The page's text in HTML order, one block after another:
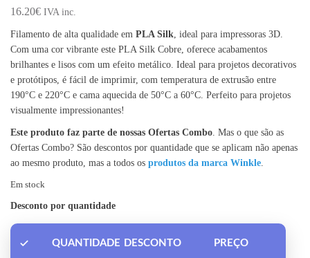
16.20€ IVA inc.
Filamento de alta qualidade em PLA Silk , ideal para impressoras 3D.
Com uma cor vibrante este PLA Silk Cobre, oferece acabamentos
brilhantes e lisos com um efeito metálico. Ideal para projetos decorativos
e protótipos, é fácil de imprimir, com temperatura de extrusão entre
190°C e 220°C e cama aquecida de 50°C a 60°C. Perfeito para projetos
visualmente impressionantes!
Este produto faz parte de nossas Ofertas Combo . Mas o que são as
Ofertas Combo? São descontos por quantidade que se aplicam não apenas
ao mesmo produto, mas a todos os produtos da marca Winkle
Em stock
Desconto por quantidade
QUANTIDADE DESCONTO PREÇO